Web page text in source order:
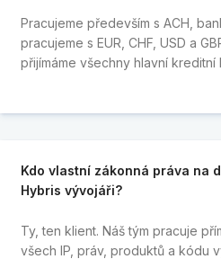
Pracujeme především s ACH,
pracujeme s EUR, CHF, USD a
přijímáme všechny hlavní kreditní
Kdo vlastní zákonná práva na
Hybris vývojáři?
Ty, ten klient. Náš tým pracuje
všech IP, práv, produktů a kódu